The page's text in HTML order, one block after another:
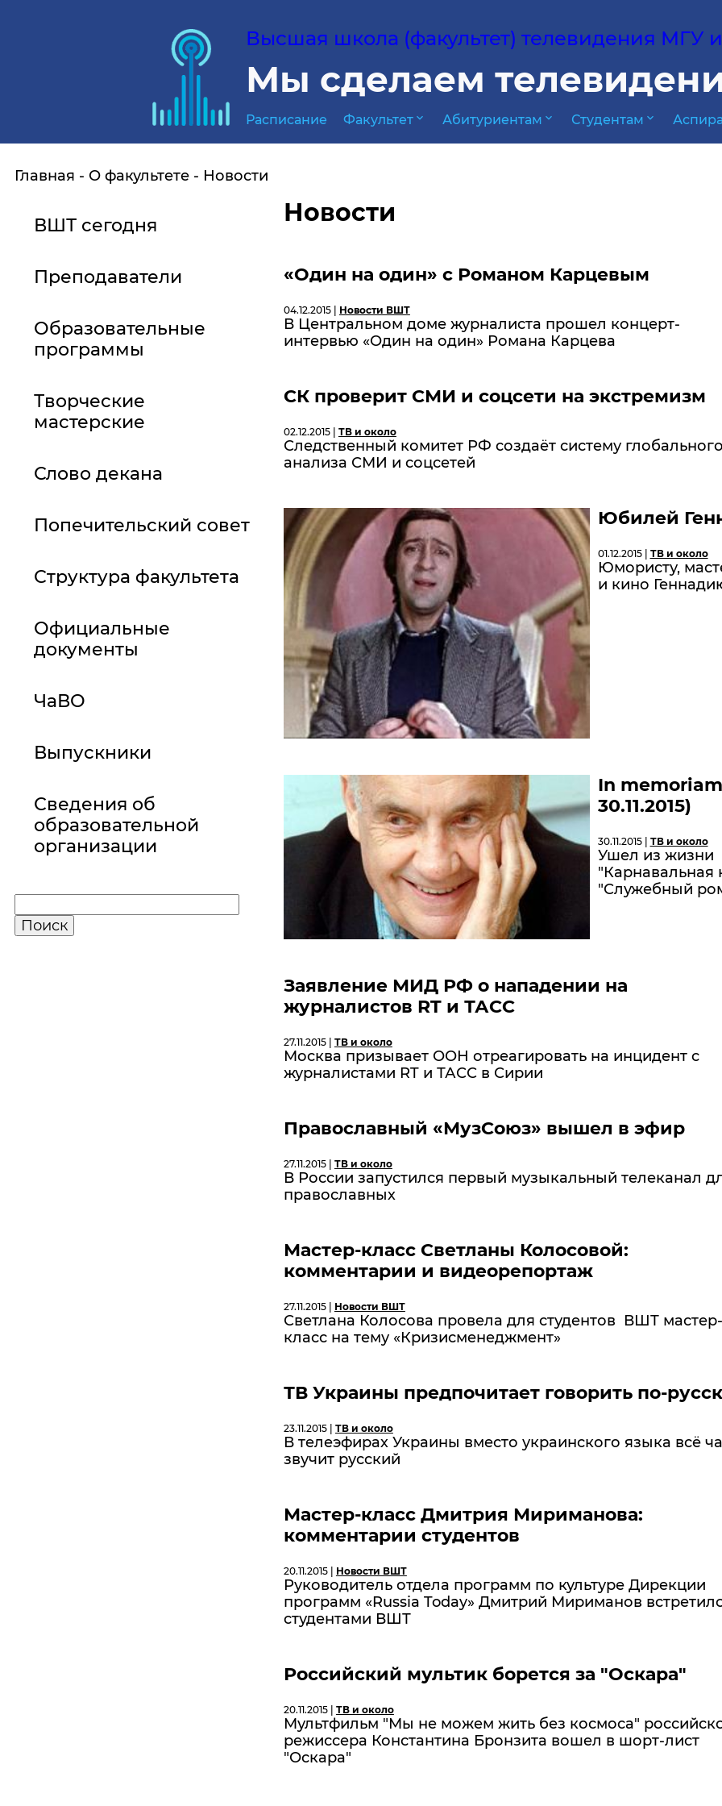
Высшая школа (факультет) телевидения МГУ
Мы сделаем
Расписание Факультет expand_more Абитуриентам expand_more Студентам expand_more
Главная О факультете Новости
ВШТ сегодня
Преподаватели
Образовательные
программы
Творческие
мастерские
Слово декана
Попечительский совет
Структура факультета
Официальные
документы
ЧаВО
Выпускники
Сведения об
образовательной
организации
Новости
«Один на один» с Романом Карцевым
04.12.2015 | Новости ВШТ
В Центральном доме журналиста прошел концерт-
интервью «Один на один» Романа Карцева
СК проверит СМИ и соцсети на экстремизм
02.12.2015 | ТВ и около
Следственный комитет РФ создаёт систему глобального
анализа СМИ и соцсетей
Юбилей
01.12.2015 | ТВ и около
Юмористу,
и кино
In
30.11.2015)
30.11.2015 | ТВ и около
Ушел из жизни
"Карнавальная
"Служебный
Заявление МИД РФ о нападении на
журналистов RT и ТАСС
27.11.2015 | ТВ и около
Москва призывает ООН отреагировать на инцидент с
журналистами RT и ТАСС в Сирии
Православный «МузСоюз» вышел в эфир
27.11.2015 | ТВ и около
В России запустился первый музыкальный телеканал
православных
Мастер-класс Светланы Колосовой:
комментарии и видеорепортаж
27.11.2015 | Новости ВШТ
Светлана Колосова провела для студентов ВШТ мастер-
класс на тему «Кризисменеджмент»
ТВ Украины предпочитает говорить по-
23.11.2015 | ТВ и около
В телеэфирах Украины вместо украинского языка всё
звучит русский
Мастер-класс Дмитрия Мириманова:
комментарии студентов
20.11.2015 | Новости ВШТ
Руководитель отдела программ по культуре Дирекции
программ «Russia Today» Дмитрий Мириманов
студентами ВШТ
Российский мультик борется за "Оскара"
20.11.2015 | ТВ и около
Мультфильм "Мы не можем жить без космоса"
режиссера Константина Бронзита вошел в шорт-лист
"Оскара"